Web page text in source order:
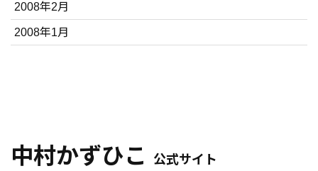
2008年2月
2008年1月
中村かずひこ 公式サイト